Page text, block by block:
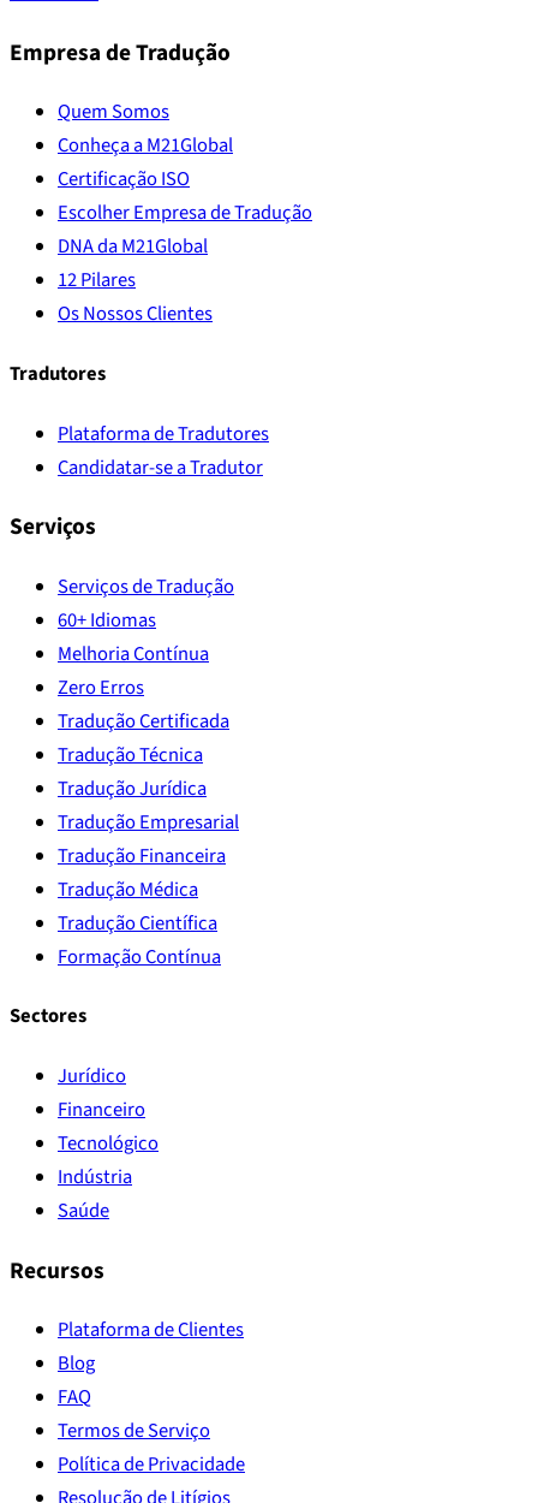
Empresa de Tradução
Quem Somos
Conheça a M21Global
Certificação ISO
Escolher Empresa de Tradução
DNA da M21Global
12 Pilares
Os Nossos Clientes
Tradutores
Plataforma de Tradutores
Candidatar-se a Tradutor
Serviços
Serviços de Tradução
60+ Idiomas
Melhoria Contínua
Zero Erros
Tradução Certificada
Tradução Técnica
Tradução Jurídica
Tradução Empresarial
Tradução Financeira
Tradução Médica
Tradução Científica
Formação Contínua
Sectores
Jurídico
Financeiro
Tecnológico
Indústria
Saúde
Recursos
Plataforma de Clientes
Blog
FAQ
Termos de Serviço
Política de Privacidade